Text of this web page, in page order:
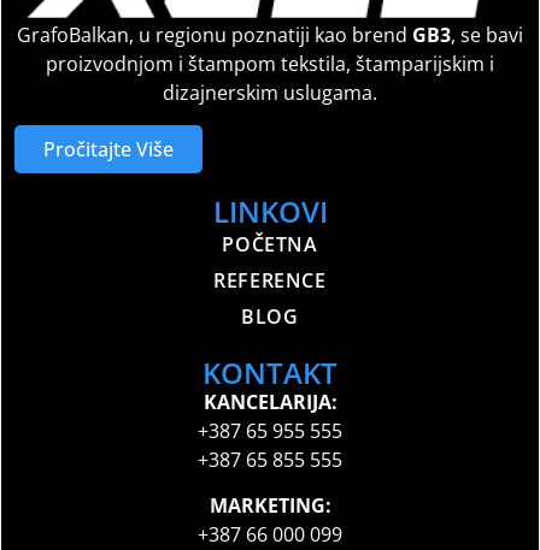
GrafoBalkan, u regionu poznatiji kao brend GB3, se bavi
proizvodnjom i štampom tekstila, štamparijskim i
dizajnerskim uslugama.
Pročitajte Više
LINKOVI
POČETNA
REFERENCE
BLOG
KONTAKT
KANCELARIJA:
+387 65 955 555
+387 65 855 555
MARKETING:
+387 66 000 099